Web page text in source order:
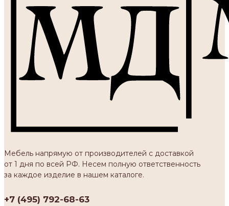
Мебель напрямую от производителей с доставкой
от 1 дня по всей РФ. Несем полную ответственность
за каждое изделие в нашем каталоге.
+7 (495) 792-68-63